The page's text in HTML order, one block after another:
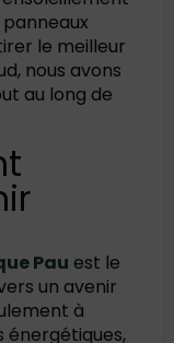
le meilleur
nous avons
au long de
Pau est le
un avenir
à
énergétiques,